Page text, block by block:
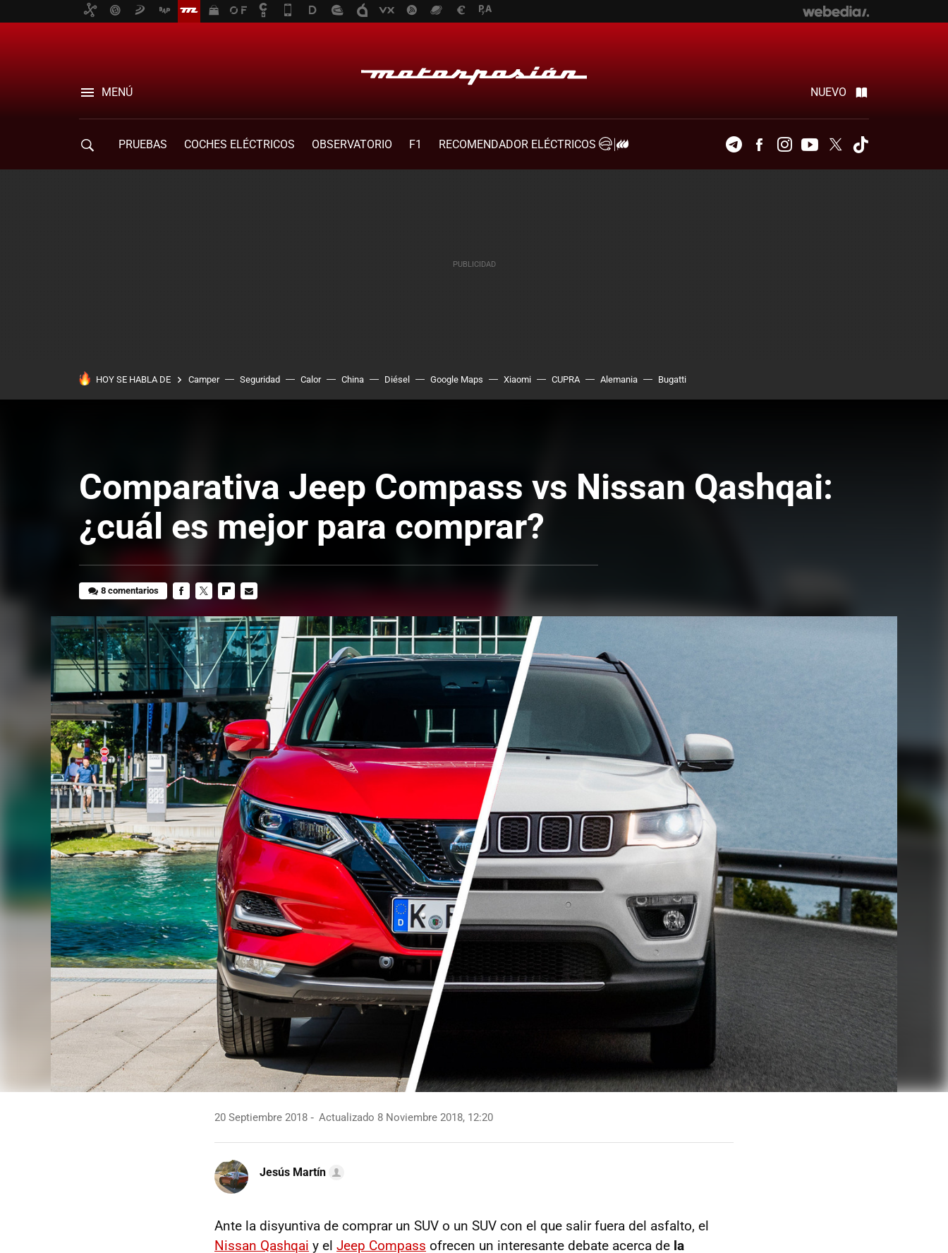
MENÚ NUEVO
PRUEBAS COCHES ELÉCTRICOS OBSERVATORIO F1
RECOMENDADOR ELÉCTRICOS
TelegramFacebookInstagramYoutubeTwitter
HOY SE HABLA DE Camper Seguridad Calor China Diésel Google Maps Xiaomi CUPRA Alemania Bugatti
Comparativa Jeep Compass vs Nissan Qashqai:
¿cuál es mejor para comprar?
8 comentarios
MAIL
20 Septiembre 2018 Actualizado 8 Noviembre 2018, 12:20
Jesús Martín
Ante la disyuntiva de comprar un SUV o un SUV con el que salir fuera del asfalto, el
Nissan Qashqai y el Jeep Compass ofrecen un interesante debate acerca de la